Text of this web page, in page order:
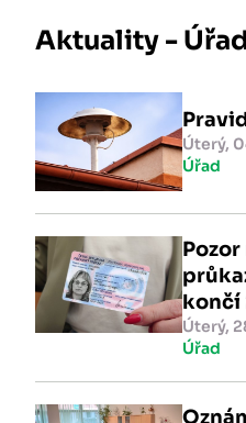
Aktuality -
Úterý,
Úřad
končí
Úterý,
Úřad